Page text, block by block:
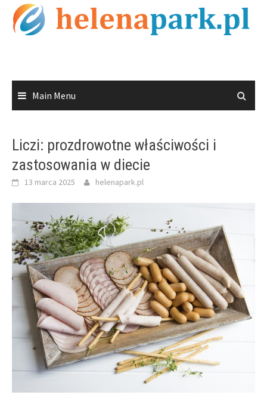
Skip
content
Main Menu
Liczi: prozdrowotne właściwości i
zastosowania w diecie
13 marca 2025 helenapark.pl